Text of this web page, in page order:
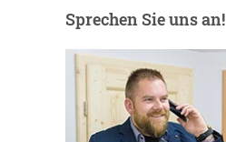
Sprechen Sie uns an!